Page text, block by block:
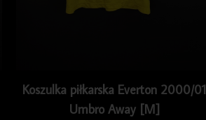
Koszulka piłkarska Everton 2000/01
Umbro Away [M]